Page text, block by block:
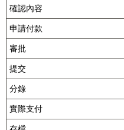
確認內容
申請付款
審批
提交
分錄
實際支付